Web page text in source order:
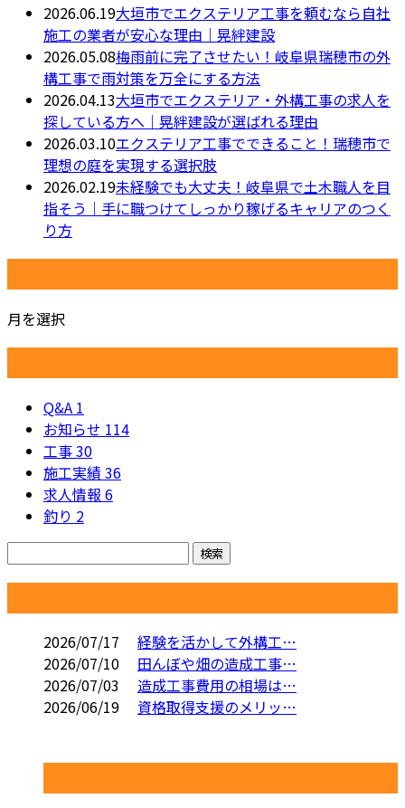
2026.06.19大垣市でエクステリア工事を頼むなら自社
施工の業者が安心な理由｜晃絆建設
2026.05.08梅雨前に完了させたい！岐阜県瑞穂市の外
構工事で雨対策を万全にする方法
2026.04.13大垣市でエクステリア・外構工事の求人を
探している方へ｜晃絆建設が選ばれる理由
2026.03.10エクステリア工事でできること！瑞穂市で
理想の庭を実現する選択肢
2026.02.19未経験でも大丈夫！岐阜県で土木職人を目
指そう｜手に職つけてしっかり稼げるキャリアのつく
り方
月を選択
Q&A 1
お知らせ 114
工事30
施工実績36
求人情報 6
釣り 2
2026/07/17
経験を活かして外構工…
2026/07/10
田んぼや畑の造成工事…
2026/07/03
造成工事費用の相場は…
2026/06/19
資格取得支援のメリッ…